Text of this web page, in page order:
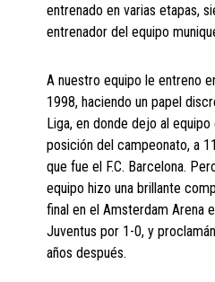
entrenado en varias etapas,
entrenador del equipo
A nuestro equipo le entreno
1998, haciendo un papel
Liga, en donde dejo al
posición del campeonato, a
que fue el F.C. Barcelona.
equipo hizo una brillante
final en el Amsterdam Arena
Juventus por 1-0, y
años después.